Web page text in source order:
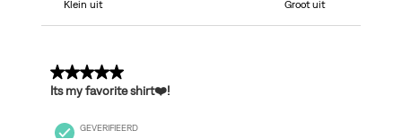
Klein uit
Groot uit
5 van 5 sterren.
Its my favorite shirt❤️!
GEVERIFIEERD